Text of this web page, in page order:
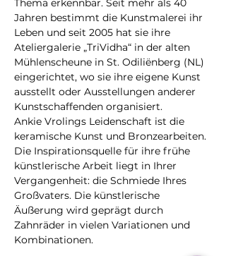
Thema erkennbar. Seit mehr als 40
Jahren bestimmt die Kunstmalerei ihr
Leben und seit 2005 hat sie ihre
Ateliergalerie „TriVidha“ in der alten
Mühlenscheune in St. Odiliënberg (NL)
eingerichtet, wo sie ihre eigene Kunst
ausstellt oder Ausstellungen anderer
Kunstschaffenden organisiert.
Ankie Vrolings Leidenschaft ist die
keramische Kunst und Bronzearbeiten.
Die Inspirationsquelle für ihre frühe
künstlerische Arbeit liegt in Ihrer
Vergangenheit: die Schmiede Ihres
Großvaters. Die künstlerische
Äußerung wird geprägt durch
Zahnräder in vielen Variationen und
Kombinationen.